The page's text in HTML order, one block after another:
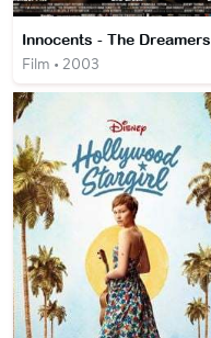
Innocents - The Dreamers
Film • 2003